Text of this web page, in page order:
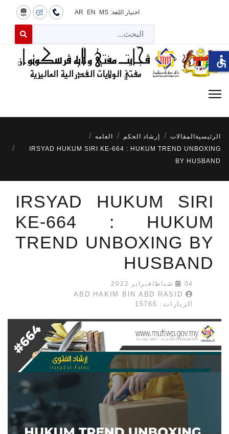
اختيار اللغة: MS
EN
AR
for results.
الرئيسية المقالات إرشاد الحكم
العامه
IRSYAD HUKUM SIRI KE-664 : HUKUM TREND UNBOXING
BY HUSBAND
IRSYAD HUKUM SIRI
KE-664 : HUKUM
TREND UNBOXING BY
HUSBAND
04 شباط/فبراير 2022
ABD HAKIM BIN ABD RASID
الزيارات: 15766
accessible